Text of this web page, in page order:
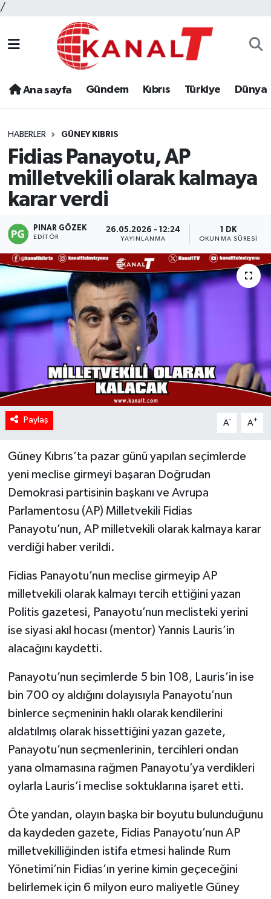
/
Ana sayfa Gündem Kıbrıs Türkiye Dünya
HABERLER GÜNEY KIBRIS
Fidias Panayotu, AP
milletvekili olarak kalmaya
karar verdi
PINAR GÖZEK
EDITÖR
26.05.2026 - 12:24
YAYINLANMA
1 DK
OKUNMA SÜRESI
Paylaş A- A+
Güney Kıbrıs’ta pazar günü yapılan seçimlerde
yeni meclise girmeyi başaran Doğrudan
Demokrasi partisinin başkanı ve Avrupa
Parlamentosu (AP) Milletvekili Fidias
Panayotu’nun, AP milletvekili olarak kalmaya karar
verdiği haber verildi.
Fidias Panayotu’nun meclise girmeyip AP
milletvekili olarak kalmayı tercih ettiğini yazan
Politis gazetesi, Panayotu’nun meclisteki yerini
ise siyasi akıl hocası (mentor) Yannis Lauris’in
alacağını kaydetti.
Panayotu’nun seçimlerde 5 bin 108, Lauris’in ise
bin 700 oy aldığını dolayısıyla Panayotu’nun
binlerce seçmeninin haklı olarak kendilerini
aldatılmış olarak hissettiğini yazan gazete,
Panayotu’nun seçmenlerinin, tercihleri ondan
yana olmamasına rağmen Panayotu’ya verdikleri
oylarla Lauris’i meclise soktuklarına işaret etti.
Öte yandan, olayın başka bir boyutu bulunduğunu
da kaydeden gazete, Fidias Panayotu’nun AP
milletvekilliğinden istifa etmesi halinde Rum
Yönetimi’nin Fidias’ın yerine kimin geçeceğini
belirlemek için 6 milyon euro maliyetle Güney